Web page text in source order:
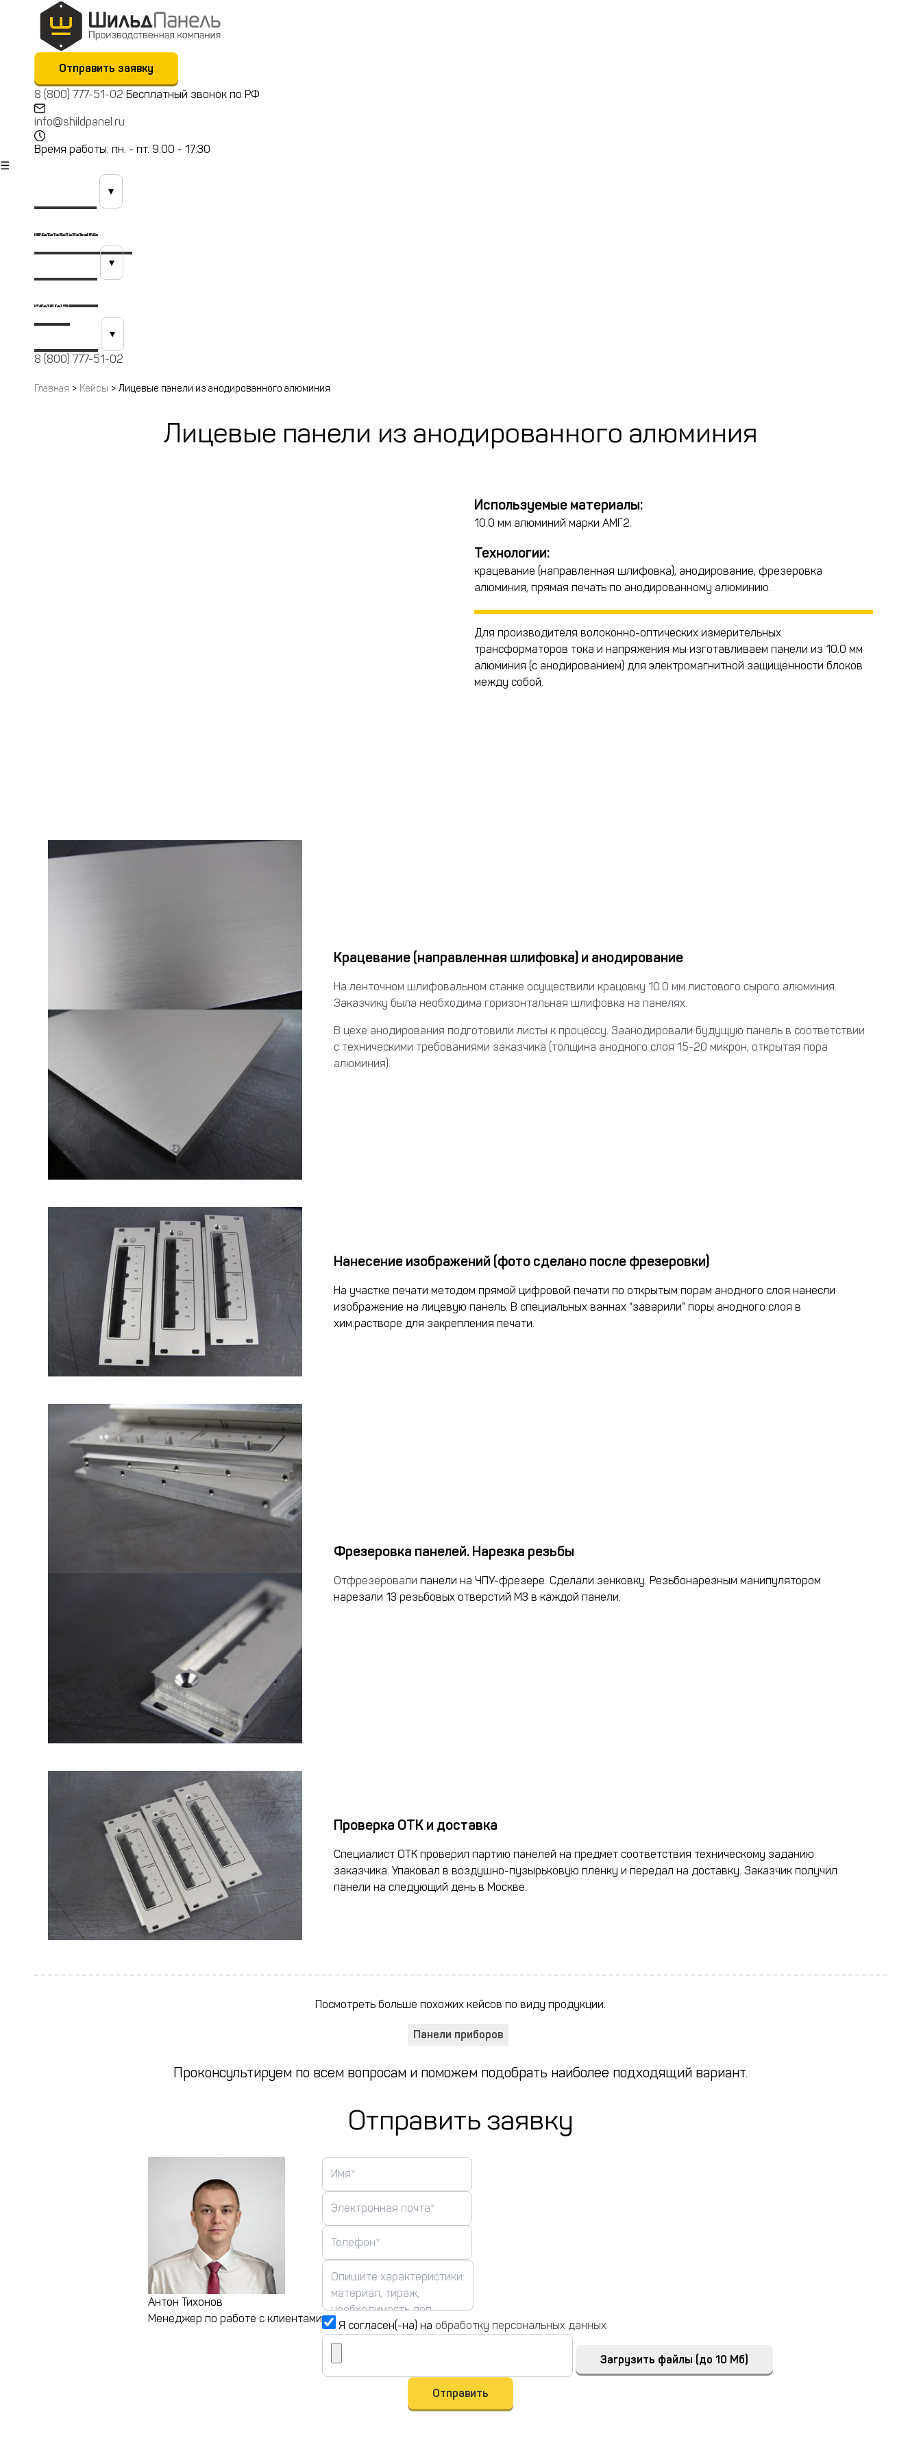
Отправить заявку
8 (800) 777-51-02 Бесплатный звонок по РФ
info@shildpanel.ru
Время работы: пн. - пт. 9:00 - 17:30
☰
▾
Разработка (КТБ)
▾
Кейсы
▾
8 (800) 777-51-02
Главная > Кейсы > Лицевые панели из анодированного алюминия
Лицевые панели из анодированного алюминия
Используемые материалы:
10.0 мм алюминий марки АМГ2.
Технологии:
крацевание (направленная шлифовка), анодирование, фрезеровка
алюминия, прямая печать по анодированному алюминию.
Для производителя волоконно-оптических измерительных
трансформаторов тока и напряжения мы изготавливаем панели из 10.0 мм
алюминия (с анодированием) для электромагнитной защищенности блоков
между собой.
Крацевание (направленная шлифовка) и анодирование
На ленточном шлифовальном станке осуществили крацовку 10.0 мм листового сырого алюминия.
Заказчику была необходима горизонтальная шлифовка на панелях.
В цехе анодирования подготовили листы к процессу. Заанодировали будущую панель в соответствии
с техническими требованиями заказчика (толщина анодного слоя 15-20 микрон, открытая пора
алюминия).
Нанесение изображений (фото сделано после фрезеровки)
На участке печати методом прямой цифровой печати по открытым порам анодного слоя нанесли
изображение на лицевую панель. В специальных ваннах “заварили” поры анодного слоя в
хим.растворе для закрепления печати.
Фрезеровка панелей. Нарезка резьбы
Отфрезеровали панели на ЧПУ-фрезере. Сделали зенковку. Резьбонарезным манипулятором
нарезали 13 резьбовых отверстий М3 в каждой панели.
Проверка ОТК и доставка
Специалист ОТК проверил партию панелей на предмет соответствия техническому заданию
заказчика. Упаковал в воздушно-пузырьковую пленку и передал на доставку. Заказчик получил
панели на следующий день в Москве.
Посмотреть больше похожих кейсов по виду продукции:
Панели приборов
Проконсультируем по всем вопросам и поможем подобрать наиболее подходящий вариант.
Отправить заявку
Антон Тихонов
Менеджер по работе с клиентами
Я согласен(-на) на обработку персональных данных
Загрузить файлы (до 10 Мб)
Отправить